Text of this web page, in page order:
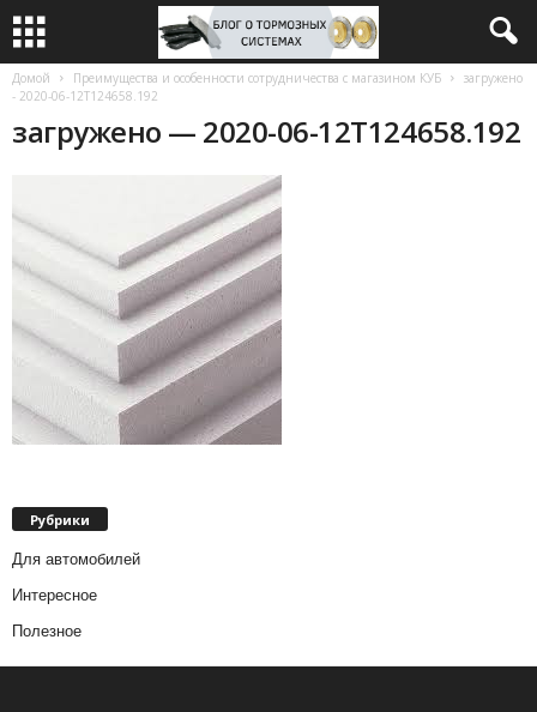
Домой Преимущества и особенности сотрудничества с магазином КУБ
загружено
- 2020-06-12T124658.192
загружено — 2020-06-12T124658.192
Рубрики
Для автомобилей
Интересное
Полезное